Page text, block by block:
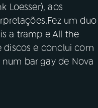
Loesser), aos
um duo
a tramp e All the
discos e conclui com
bar gay de Nova